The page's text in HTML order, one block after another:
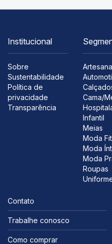
Institucional
Sobre
Sustentabilidade
Política de
privacidade
Transparência
Cama/
Infantil
Meias
Moda
Moda
Moda
Roupas
Contato
Trabalhe conosco
Como comprar